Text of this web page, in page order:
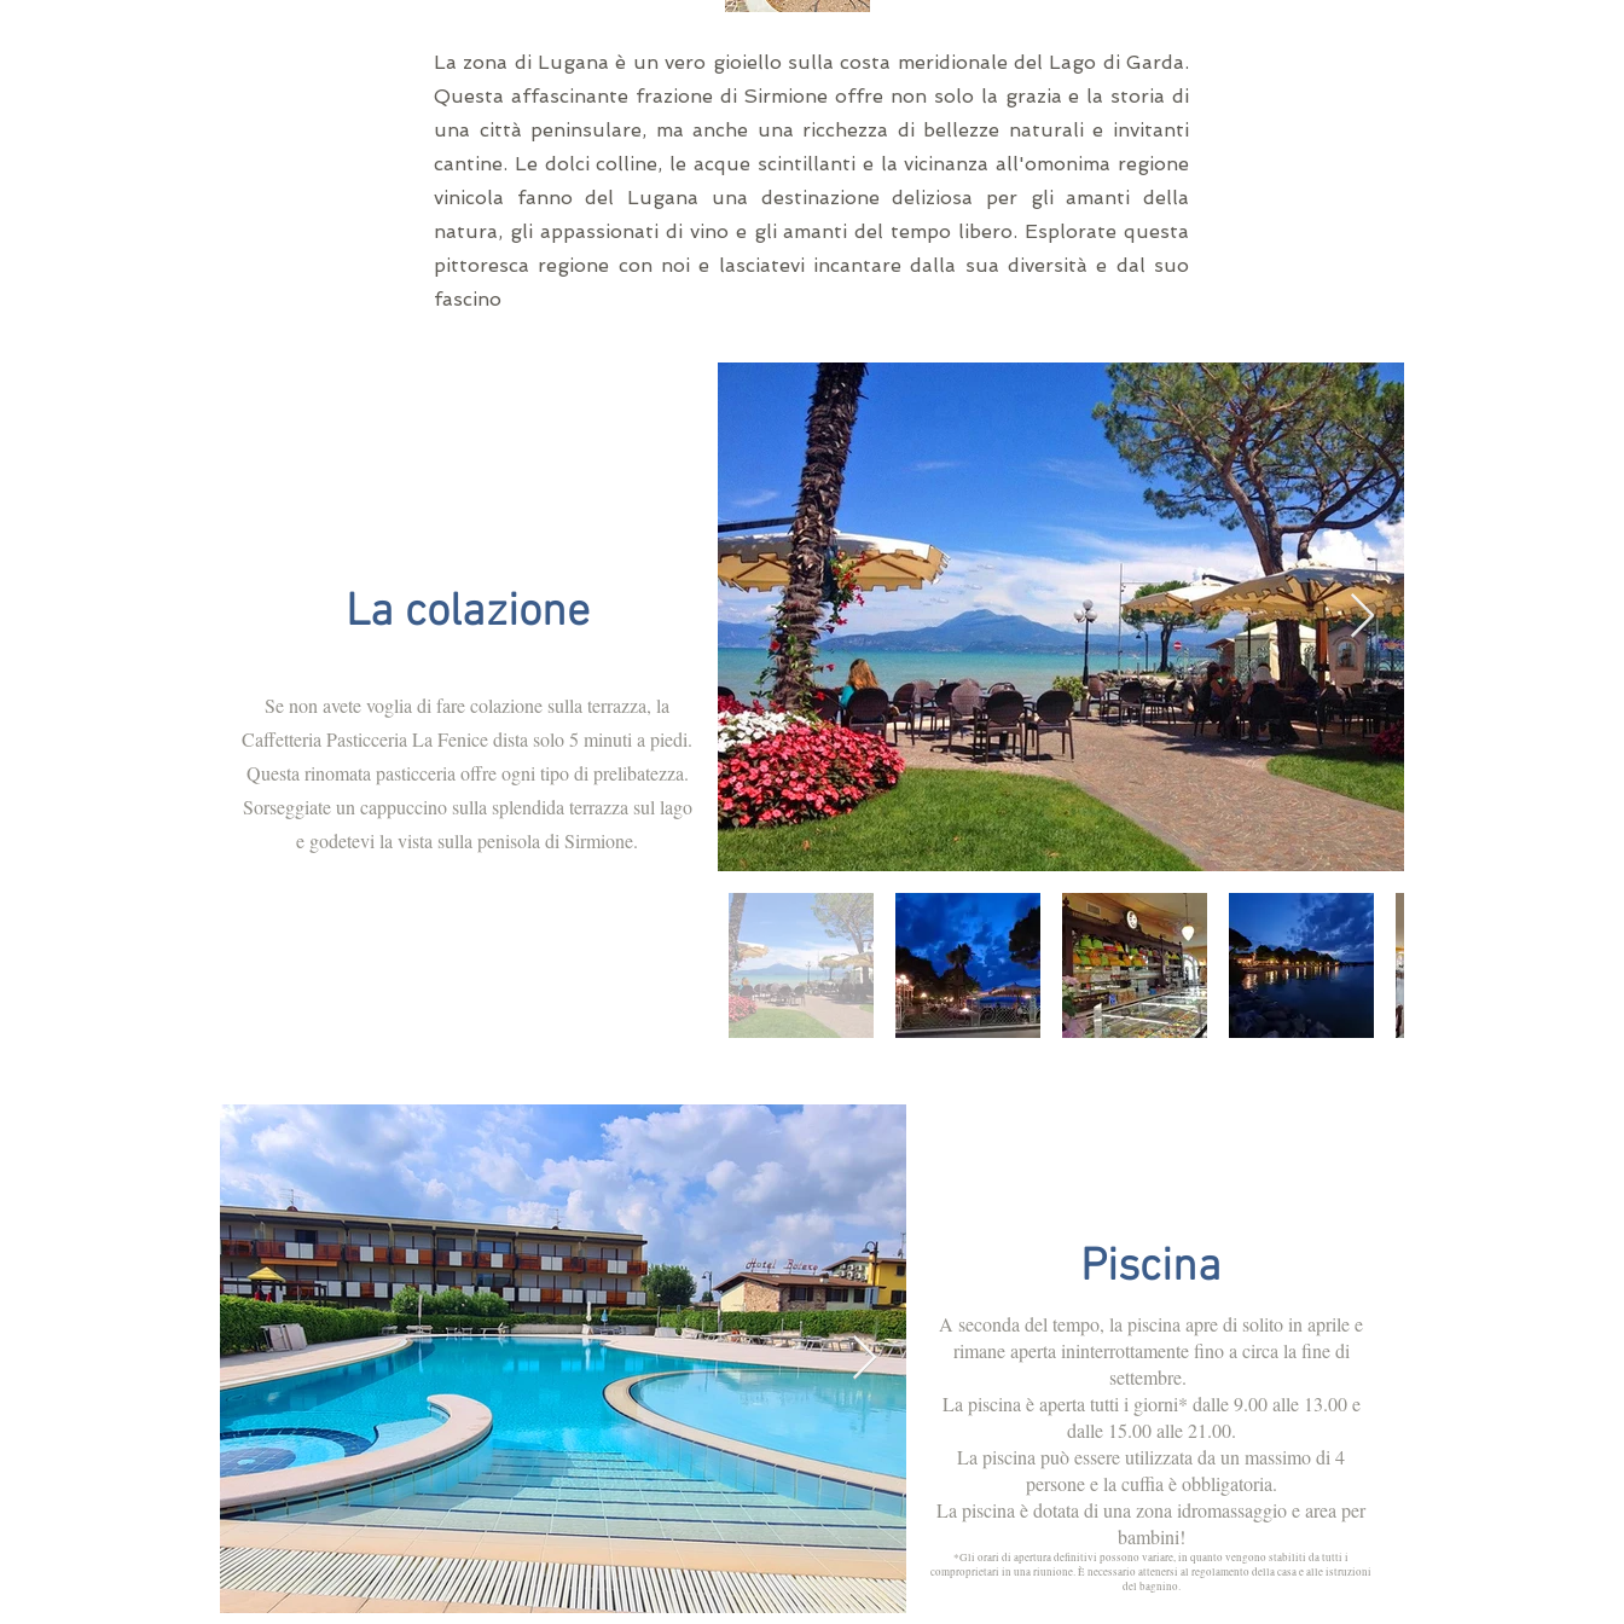
La zona di Lugana è un vero gioiello sulla costa meridionale del Lago di Garda.
Questa affascinante frazione di Sirmione offre non solo la grazia e la storia di
una città peninsulare, ma anche una ricchezza di bellezze naturali e invitanti
cantine. Le dolci colline, le acque scintillanti e la vicinanza all'omonima regione
vinicola fanno del Lugana una destinazione deliziosa per gli amanti della
natura, gli appassionati di vino e gli amanti del tempo libero. Esplorate questa
pittoresca regione con noi e lasciatevi incantare dalla sua diversità e dal suo
fascino
La colazione
Se non avete voglia di fare colazione sulla terrazza, la
Caffetteria Pasticceria La Fenice dista solo 5 minuti a piedi.
Questa rinomata pasticceria offre ogni tipo di prelibatezza.
Sorseggiate un cappuccino sulla splendida terrazza sul lago
e godetevi la vista sulla penisola di Sirmione.
Piscina
A seconda del tempo, la piscina apre di solito in aprile e
rimane aperta ininterrottamente fino a circa la fine di
settembre.
La piscina è aperta tutti i giorni* dalle 9.00 alle 13.00 e
dalle 15.00 alle 21.00.
La piscina può essere utilizzata da un massimo di 4
persone e la cuffia è obbligatoria.
La piscina è dotata di una zona idromassaggio e area per
bambini!
*Gli orari di apertura definitivi possono variare, in quanto vengono stabiliti da tutti i
comproprietari in una riunione. È necessario attenersi al regolamento della casa e alle istruzioni
del bagnino.